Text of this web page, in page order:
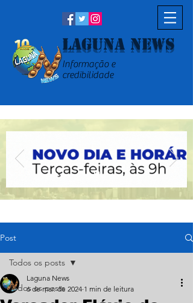
Laguna News
Informação e
credibilidade
Post
Todos os posts
Todos os posts
Laguna News
6 de mar. de 2024 1 min de leitura